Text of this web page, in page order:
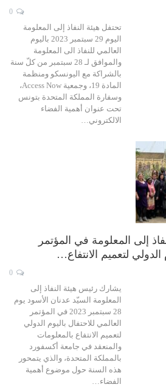
تحتفل هيئة النفاذ إلى المعلومة
اليوم 29 سبتمبر 2023 باليوم
العالمي للنفاذ الى المعلومة
والموافق لـ 28 سبتمبر من كلّ سنة
بالشراكة مع اليونسكو ومنظمة
المادة 19، وجمعية Access Now،
وسفارة المملكة المتحدة بتونس
تحت عنوان أهمية الفضاء
الالكتروني…
إلى المعلومة في المؤتمر
الدولي لتعميم الانتفاع…
يشارك رئيس هيئة النفاذ إلى
المعلومة السيّد عدنان الأسود يوم
28 سبتمبر 2023 في المؤتمر
العالمي للاحتفال باليوم الدولي
لتعميم الانتفاع بالمعلومات
والمنعقد في جامعة أكسفورد
بالمملكة المتحدة، والذي يتمحور
هذه السنة حول موضوع أهمية
الفضاء…